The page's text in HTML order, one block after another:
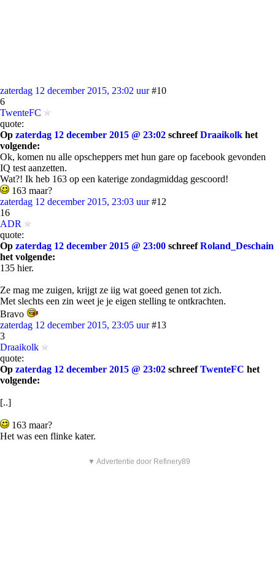
zaterdag 12 december 2015, 23:02 uur #10
6
TwenteFC
quote:
Op zaterdag 12 december 2015 @ 23:02 schreefDraaikolk het
volgende:
Ok, komen nu alle opscheppers met hun gare op facebook gevonden
IQ test aanzetten.
Wat?! Ik heb 163 op een katerige zondagmiddag gescoord!
163 maar?
zaterdag 12 december 2015, 23:03 uur #12
16
ADR
quote:
Op zaterdag 12 december 2015 @ 23:00 schreefRoland_Deschain
het volgende:
135 hier.
Ze mag me zuigen, krijgt ze iig wat goeed genen tot zich.
Met slechts een zin weet je je eigen stelling te ontkrachten.
Bravo
zaterdag 12 december 2015, 23:05 uur #13
3
Draaikolk
quote:
Op zaterdag 12 december 2015 @ 23:02 schreefTwenteFC het
volgende:
[..]
163 maar?
Het was een flinke kater.
▼ Advertentie door Refinery89